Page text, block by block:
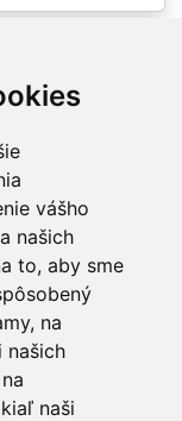
vášho
našich
to, aby sme
na
našich
naši
poskytovateľov